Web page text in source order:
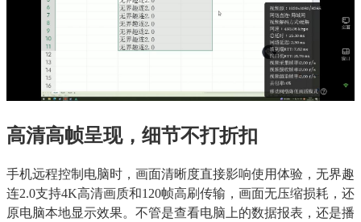
高清高帧呈现，细节不打折扣
手机远程控制电脑时，画面清晰度直接影响使用体验，无界趣
连2.0支持4K高清画质和120帧高刷传输，画面无压缩损耗，还
原电脑本地显示效果。不管是查看电脑上的数据报表，还是播